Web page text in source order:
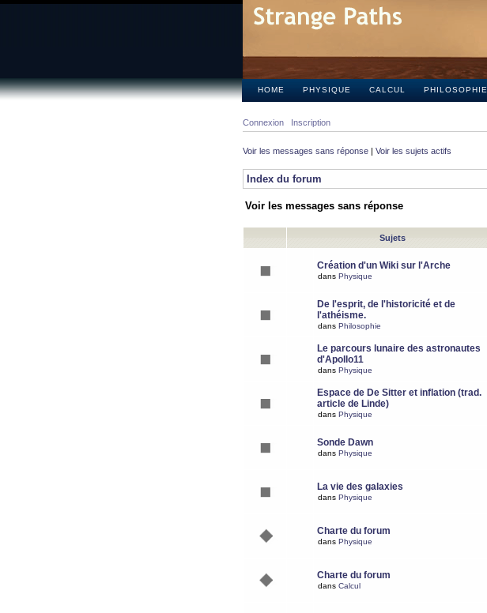
HOME PHYSIQUE CALCUL PHILOSOPHIE
Connexion Inscription
Voir les messages sans réponse | Voir les sujets actifs
Index du forum
Voir les messages sans réponse
Sujets
Création d'un Wiki sur l'Arche
dans Physique
De l'esprit, de l'historicité et de
l'athéisme.
dans Philosophie
Le parcours lunaire des astronautes
d'Apollo11
dans Physique
Espace de De Sitter et inflation (trad.
article de Linde)
dans Physique
Sonde Dawn
dans Physique
La vie des galaxies
dans Physique
Charte du forum
dans Physique
Charte du forum
dans Calcul